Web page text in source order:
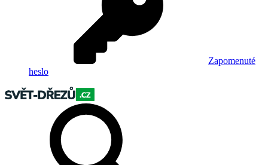
Zapomenuté
heslo